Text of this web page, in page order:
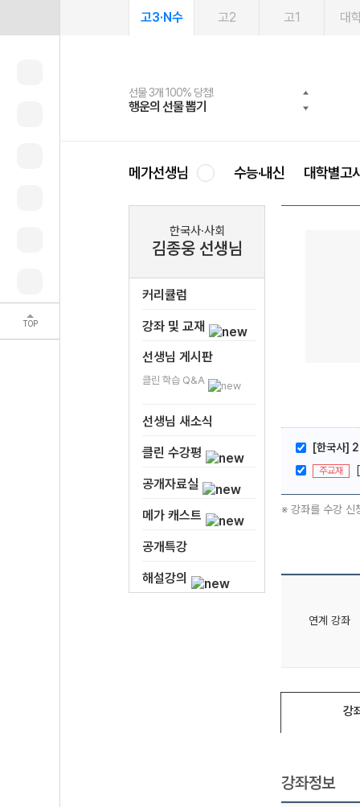
TOP
고3·N수 고2 고1 대
선물 3개 100% 당첨!
행운의 선물 뽑기
선물 100% 증정!
메가스터디 X 올리브
여름방학 스터디 캐시백
메가런 썸머스쿨
2027 러셀 단과
강사 공개선발
스마트러닝앱
설문 EVENT
메가패스
3일 무료 체험권
메가패스 수강생 무료혜택!
메가클럽 멤버십
사회공헌 캠페인
희망이룸 메가나눔
메가선생님 수능·내신 대학별고
한국사·사회
김종웅 선생님
커리큘럼
강좌 및 교재
선생님 게시판
클린 학습 Q&A
선생님 새소식
클린 수강평
공개자료실
메가 캐스트
공개특강
해설강의
[한국사]
주교재
※ 강좌를 수강 신
연계 강좌
강
강좌정보